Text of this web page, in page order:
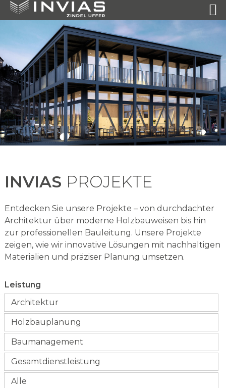
INVIAS PROJEKTE
Entdecken Sie unsere Projekte – von durchdachter
Architektur über moderne Holzbauweisen bis hin
zur professionellen Bauleitung. Unsere Projekte
zeigen, wie wir innovative Lösungen mit nachhaltigen
Materialien und präziser Planung umsetzen.
Leistung
Architektur
Holzbauplanung
Baumanagement
Gesamtdienstleistung
Alle